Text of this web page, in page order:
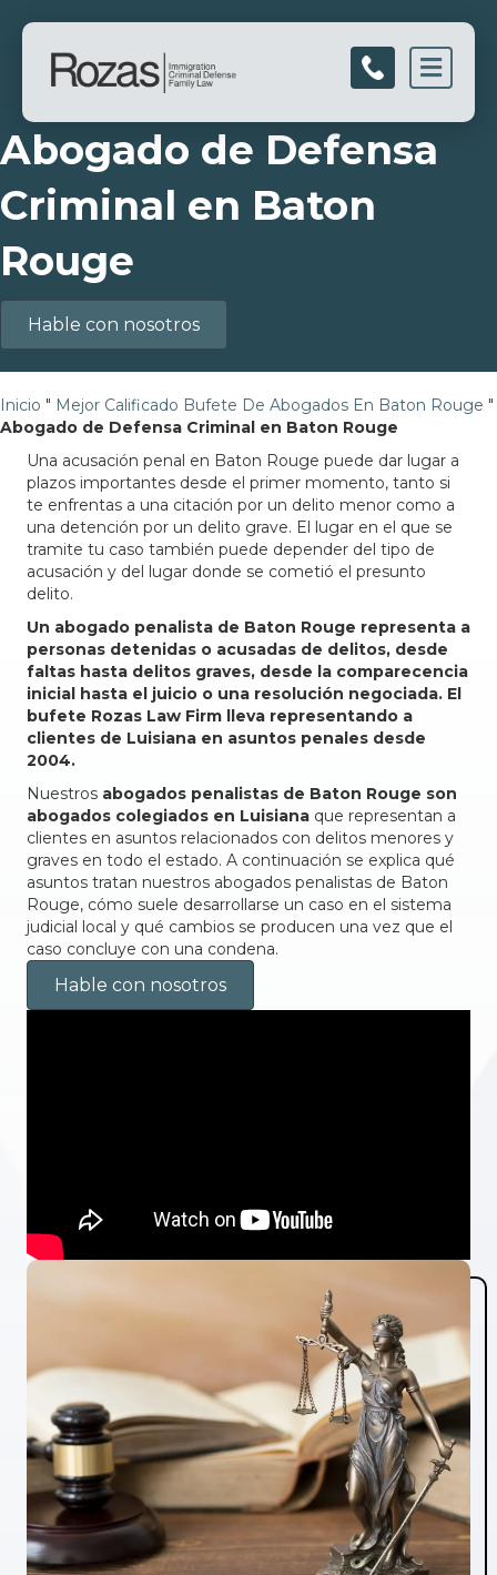
Abogado de Defensa
Criminal en Baton
Rouge
Hable con nosotros
Inicio " Mejor Calificado Bufete De Abogados En Baton Rouge "
Abogado de Defensa Criminal en Baton Rouge
Una acusación penal en Baton Rouge puede dar lugar a
plazos importantes desde el primer momento, tanto si
te enfrentas a una citación por un delito menor como a
una detención por un delito grave. El lugar en el que se
tramite tu caso también puede depender del tipo de
acusación y del lugar donde se cometió el presunto
delito.
Un abogado penalista de Baton Rouge representa a
personas detenidas o acusadas de delitos, desde
faltas hasta delitos graves, desde la comparecencia
inicial hasta el juicio o una resolución negociada. El
bufete Rozas Law Firm lleva representando a
clientes de Luisiana en asuntos penales desde
2004.
Nuestros abogados penalistas de Baton Rouge son
abogados colegiados en Luisiana que representan a
clientes en asuntos relacionados con delitos menores y
graves en todo el estado. A continuación se explica qué
asuntos tratan nuestros abogados penalistas de Baton
Rouge, cómo suele desarrollarse un caso en el sistema
judicial local y qué cambios se producen una vez que el
caso concluye con una condena.
Hable con nosotros